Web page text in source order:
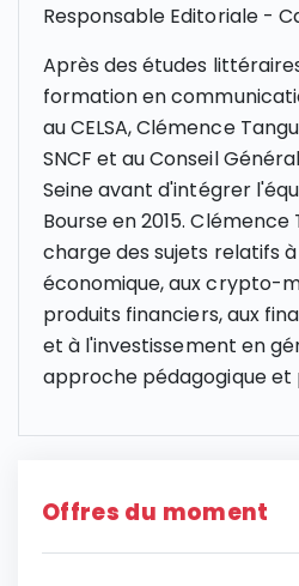
Responsable Editoriale -
Après des études
formation en
au CELSA, Clémence
SNCF et au Conseil
Seine avant d'intégrer
Bourse en 2015.
charge des sujets relatifs
économique, aux crypto-
produits financiers, aux
et à l'investissement en
approche pédagogique et
Offres du moment